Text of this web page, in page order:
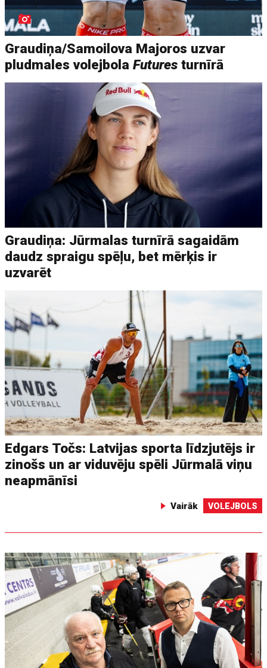
Graudiņa/Samoilova Majoros uzvar
pludmales volejbolaFutures turnīrā
Graudiņa: Jūrmalas turnīrā sagaidām
daudz spraigu spēļu, bet mērķis ir
uzvarēt
Edgars Točs: Latvijas sporta līdzjutējs ir
zinošs un ar viduvēju spēli Jūrmalā viņu
neapmānīsi
Vairāk VOLEJBOLS